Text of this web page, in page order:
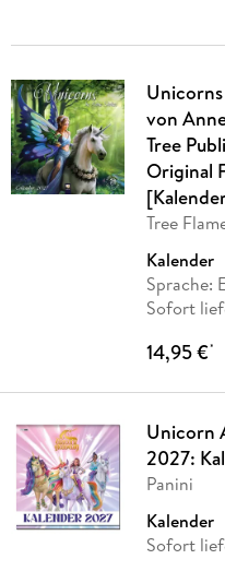
von
Tree
Original
Tree
Kalender
Sprache:
Sofort
14,95 €*
Unicorn
2027:
Panini
Kalender
Sofort